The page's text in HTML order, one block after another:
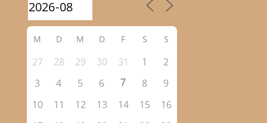
M D M D F S S
27 28 29 30 31 1
2
3
4 5 6 7 8
9
10
11 12 13 14 15
16